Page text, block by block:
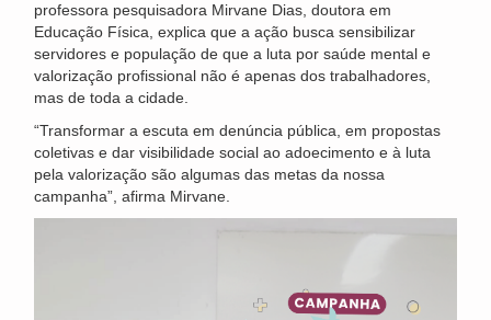
professora pesquisadora Mirvane Dias, doutora em
Educação Física, explica que a ação busca sensibilizar
servidores e população de que a luta por saúde mental e
valorização profissional não é apenas dos trabalhadores,
mas de toda a cidade.
“Transformar a escuta em denúncia pública, em propostas
coletivas e dar visibilidade social ao adoecimento e à luta
pela valorização são algumas das metas da nossa
campanha”, afirma Mirvane.